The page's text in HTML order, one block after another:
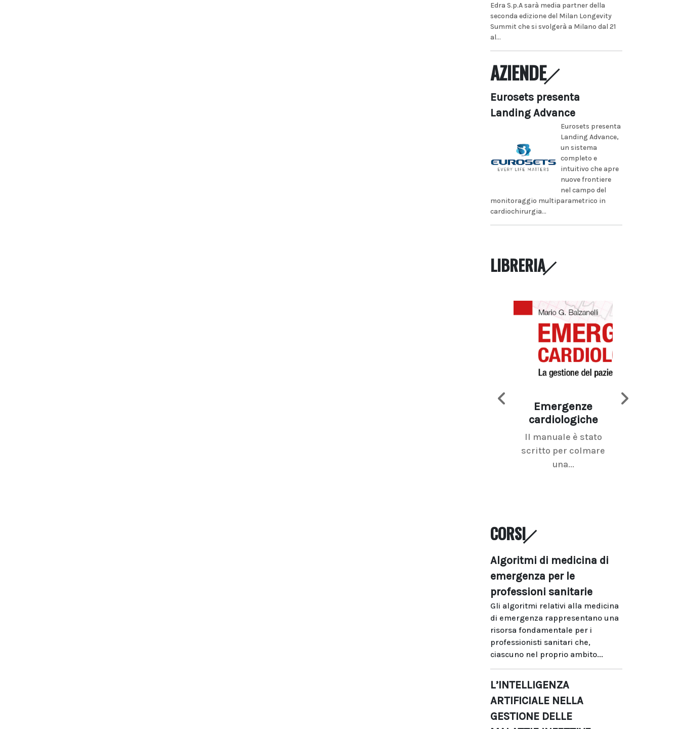
Edra S.p.A sarà media partner della
seconda edizione del Milan Longevity
Summit che si svolgerà a Milano dal 21
al...
AZIENDE
Eurosets presenta
Landing Advance
Eurosets presenta
Landing Advance,
un sistema
completo e
intuitivo che apre
nuove frontiere
nel campo del
monitoraggio multiparametrico in
cardiochirurgia...
LIBRERIA
Emergenze
cardiologiche
Il manuale è stato
scritto per colmare
una...
CORSI
Algoritmi di medicina di
emergenza per le
professioni sanitarie
Gli algoritmi relativi alla medicina
di emergenza rappresentano una
risorsa fondamentale per i
professionisti sanitari che,
ciascuno nel proprio ambito...
L’INTELLIGENZA
ARTIFICIALE NELLA
GESTIONE DELLE